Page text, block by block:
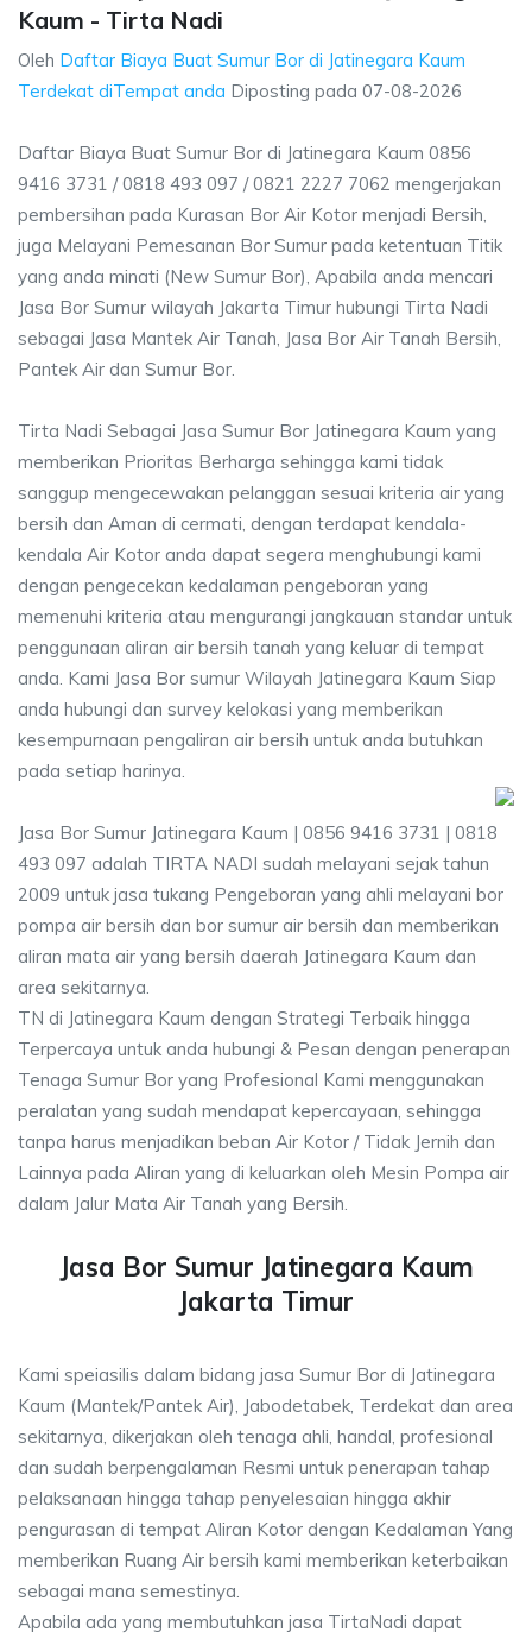
Kaum - Tirta Nadi
Oleh Daftar Biaya Buat Sumur Bor di Jatinegara Kaum
Terdekat diTempat anda Diposting pada 07-08-2026
Daftar Biaya Buat Sumur Bor di Jatinegara Kaum 0856
9416 3731 / 0818 493 097 / 0821 2227 7062 mengerjakan
pembersihan pada Kurasan Bor Air Kotor menjadi Bersih,
juga Melayani Pemesanan Bor Sumur pada ketentuan Titik
yang anda minati (New Sumur Bor), Apabila anda mencari
Jasa Bor Sumur wilayah Jakarta Timur hubungi Tirta Nadi
sebagai Jasa Mantek Air Tanah, Jasa Bor Air Tanah Bersih,
Pantek Air dan Sumur Bor.
Tirta Nadi Sebagai Jasa Sumur Bor Jatinegara Kaum yang
memberikan Prioritas Berharga sehingga kami tidak
sanggup mengecewakan pelanggan sesuai kriteria air yang
bersih dan Aman di cermati, dengan terdapat kendala-
kendala Air Kotor anda dapat segera menghubungi kami
dengan pengecekan kedalaman pengeboran yang
memenuhi kriteria atau mengurangi jangkauan standar untuk
penggunaan aliran air bersih tanah yang keluar di tempat
anda. Kami Jasa Bor sumur Wilayah Jatinegara Kaum Siap
anda hubungi dan survey kelokasi yang memberikan
kesempurnaan pengaliran air bersih untuk anda butuhkan
pada setiap harinya.
Jasa Bor Sumur Jatinegara Kaum | 0856 9416 3731 | 0818
493 097 adalah TIRTA NADI sudah melayani sejak tahun
2009 untuk jasa tukang Pengeboran yang ahli melayani bor
pompa air bersih dan bor sumur air bersih dan memberikan
aliran mata air yang bersih daerah Jatinegara Kaum dan
area sekitarnya.
TN di Jatinegara Kaum dengan Strategi Terbaik hingga
Terpercaya untuk anda hubungi & Pesan dengan penerapan
Tenaga Sumur Bor yang Profesional Kami menggunakan
peralatan yang sudah mendapat kepercayaan, sehingga
tanpa harus menjadikan beban Air Kotor / Tidak Jernih dan
Lainnya pada Aliran yang di keluarkan oleh Mesin Pompa air
dalam Jalur Mata Air Tanah yang Bersih.
Jasa Bor Sumur Jatinegara Kaum
Jakarta Timur
Kami speiasilis dalam bidang jasa Sumur Bor di Jatinegara
Kaum (Mantek/Pantek Air), Jabodetabek, Terdekat dan area
sekitarnya, dikerjakan oleh tenaga ahli, handal, profesional
dan sudah berpengalaman Resmi untuk penerapan tahap
pelaksanaan hingga tahap penyelesaian hingga akhir
pengurasan di tempat Aliran Kotor dengan Kedalaman Yang
memberikan Ruang Air bersih kami memberikan keterbaikan
sebagai mana semestinya.
Apabila ada yang membutuhkan jasa TirtaNadi dapat